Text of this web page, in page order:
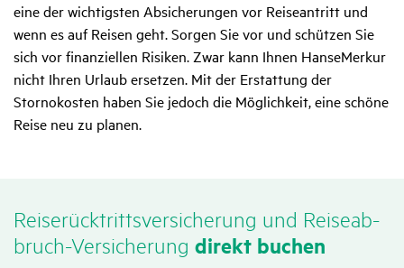
eine der wichtigsten Absicherungen vor Reiseantritt und
wenn es auf Reisen geht. Sorgen Sie vor und schützen Sie
sich vor finanziellen Risiken. Zwar kann Ihnen HanseMerkur
nicht Ihren Urlaub ersetzen. Mit der Erstattung der
Stornokosten haben Sie jedoch die Möglichkeit, eine schöne
Reise neu zu planen.
Reise­rück­tritts­ver­si­che­rung und Reise­ab­
bruch-Versi­che­rung direkt buchen